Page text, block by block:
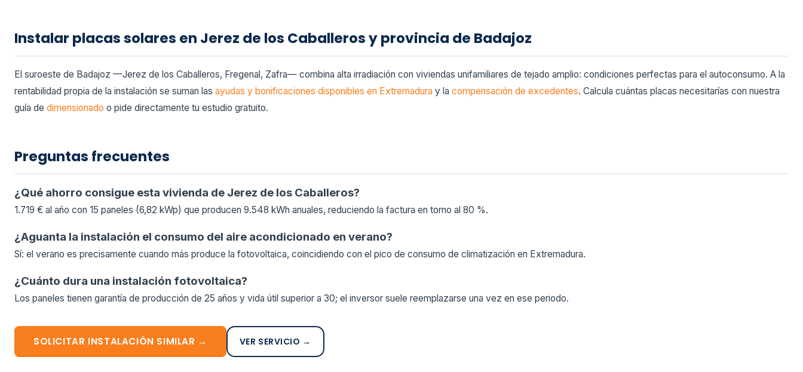
Instalar placas solares en Jerez de los Caballeros y provincia de Badajoz
El suroeste de Badajoz —Jerez de los Caballeros, Fregenal, Zafra— combina alta irradiación con viviendas unifamiliares de tejado amplio: condiciones perfectas para el autoconsumo. A la
rentabilidad propia de la instalación se suman las ayudas y bonificaciones disponibles en Extremadura y la compensación de excedentes. Calcula cuántas placas necesitarías con nuestra
guía de dimensionado o pide directamente tu estudio gratuito.
Preguntas frecuentes
¿Qué ahorro consigue esta vivienda de Jerez de los Caballeros?
1.719 € al año con 15 paneles (6,82 kWp) que producen 9.548 kWh anuales, reduciendo la factura en torno al 80 %.
¿Aguanta la instalación el consumo del aire acondicionado en verano?
Sí: el verano es precisamente cuando más produce la fotovoltaica, coincidiendo con el pico de consumo de climatización en Extremadura.
¿Cuánto dura una instalación fotovoltaica?
Los paneles tienen garantía de producción de 25 años y vida útil superior a 30; el inversor suele reemplazarse una vez en ese periodo.
SOLICITAR INSTALACIÓN SIMILAR → VER SERVICIO →